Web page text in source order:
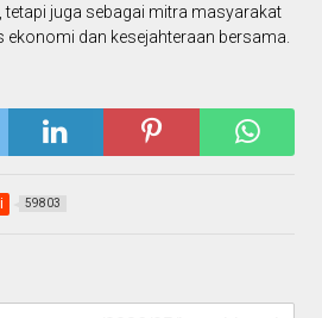
tetapi juga sebagai mitra masyarakat
dan kesejahteraan bersama.
59803